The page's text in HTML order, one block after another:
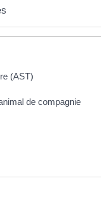
(AST)
de compagnie